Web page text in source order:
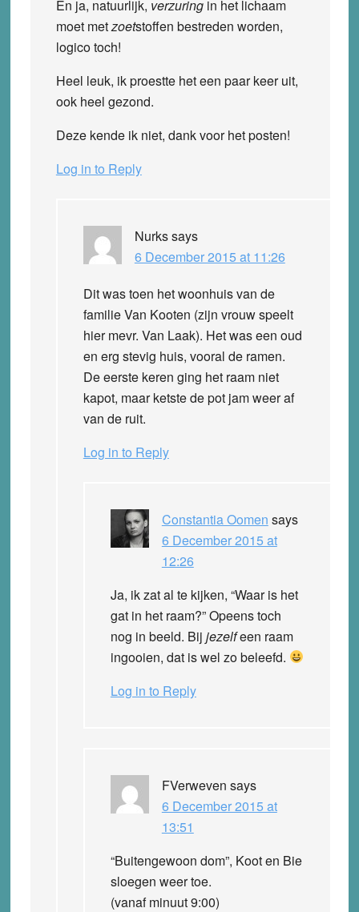
En ja, natuurlijk, verzuringin het lichaam
moet metzoetstoffen bestreden worden,
logico toch!
Heel leuk, ik proestte het een paar keer uit,
ook heel gezond.
Deze kende ik niet, dank voor het posten!
Log in to Reply
Nurkssays
6 December 2015 at 11:26
Dit was toen het woonhuis van de
familie Van Kooten (zijn vrouw speelt
hier mevr. Van Laak). Het was een oud
en erg stevig huis, vooral de ramen.
De eerste keren ging het raam niet
kapot, maar ketste de pot jam weer af
van de ruit.
Log in to Reply
Constantia Oomen says
6 December 2015 at
12:26
Ja, ik zat al te kijken, “Waar is het
gat in het raam?” Opeens toch
nog in beeld. Bij jezelfeen raam
ingooien, dat is wel zo beleefd.
Log in to Reply
FVerweven says
6 December 2015 at
13:51
“Buitengewoon dom”, Koot en Bie
sloegen weer toe.
(vanaf minuut 9:00)